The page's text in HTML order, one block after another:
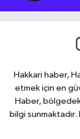
Hakkari haber,
etmek için en
Haber,
bilgi